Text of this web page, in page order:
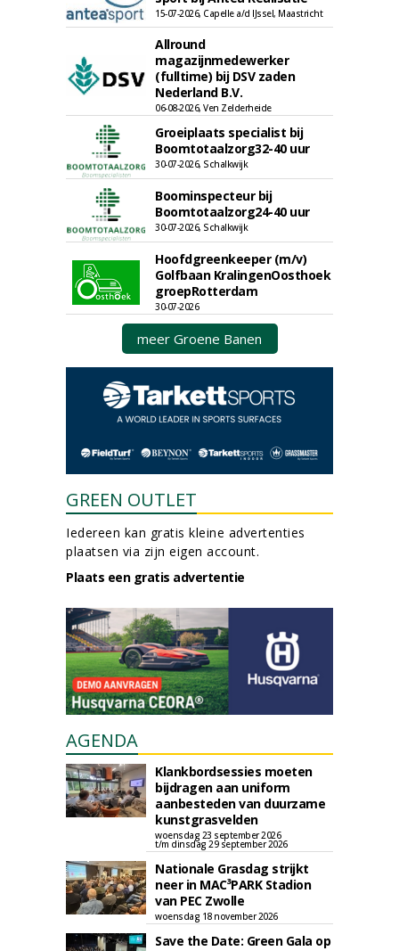
15-07-2026, Capelle a/d IJssel, Maastricht
Allround
magazijnmedewerker
(fulltime) bij DSV zaden
Nederland B.V.
06-08-2026, Ven Zelderheide
Groeiplaats specialist bij
Boomtotaalzorg32-40 uur
30-07-2026, Schalkwijk
Boominspecteur bij
Boomtotaalzorg24-40 uur
30-07-2026, Schalkwijk
Hoofdgreenkeeper (m/v)
Golfbaan KralingenOosthoek
groepRotterdam
30-07-2026
meer Groene Banen
GREEN OUTLET
Iedereen kan gratis kleine advertenties
plaatsen via zijn eigen account.
Plaats een gratis advertentie
AGENDA
Klankbordsessies moeten
bijdragen aan uniform
aanbesteden van duurzame
kunstgrasvelden
woensdag 23 september 2026
t/m dinsdag 29 september 2026
Nationale Grasdag strijkt
neer in MAC³PARK Stadion
van PEC Zwolle
woensdag 18 november 2026
Save the Date: Green Gala op